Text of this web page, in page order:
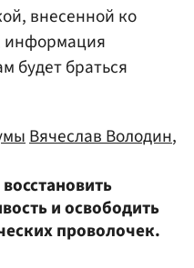
внесенной ко
информация
будет браться
Вячеслав Володин,
и освободить
проволочек.